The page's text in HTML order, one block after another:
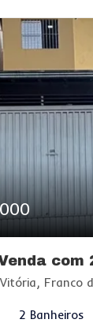
com
Franco
2 Banheiros